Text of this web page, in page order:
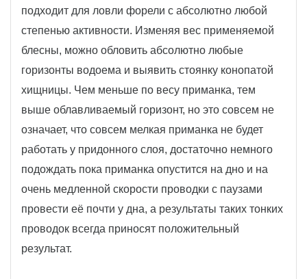
подходит для ловли форели с абсолютно любой
степенью активности. Изменяя вес применяемой
блесны, можно обловить абсолютно любые
горизонты водоема и выявить стоянку конопатой
хищницы. Чем меньше по весу приманка, тем
выше облавливаемый горизонт, но это совсем не
означает, что совсем мелкая приманка не будет
работать у придонного слоя, достаточно немного
подождать пока приманка опустится на дно и на
очень медленной скорости проводки с паузами
провести её почти у дна, а результаты таких тонких
проводок всегда приносят положительный
результат.